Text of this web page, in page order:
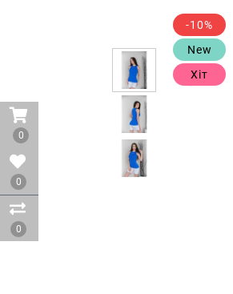
0
0
0
-10%
New
Хіт